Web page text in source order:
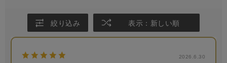
絞り込み 表示：新しい順
2026.6.30